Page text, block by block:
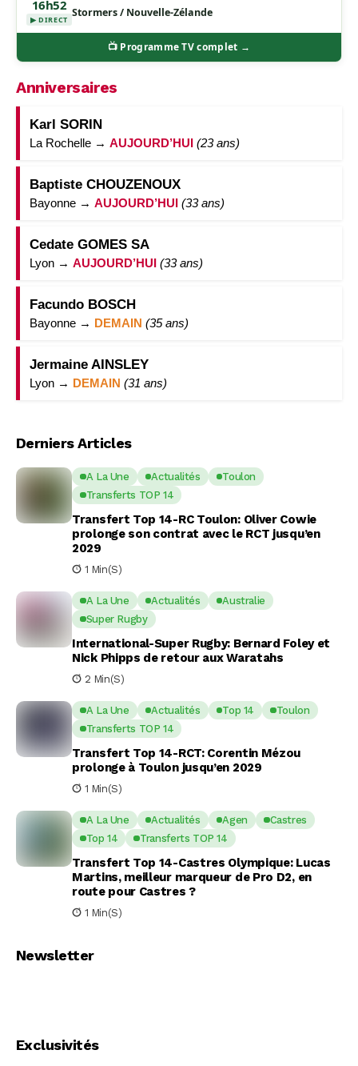
16h52
▶ DIRECT
Stormers / Nouvelle-Zélande
📺 Programme TV complet →
Anniversaires
Karl SORIN
La Rochelle → AUJOURD’HUI (23 ans)
Baptiste CHOUZENOUX
Bayonne → AUJOURD’HUI (33 ans)
Cedate GOMES SA
Lyon → AUJOURD’HUI (33 ans)
Facundo BOSCH
Bayonne → DEMAIN (35 ans)
Jermaine AINSLEY
Lyon → DEMAIN (31 ans)
Derniers Articles
A La Une Actualités
Toulon
Transferts TOP 14
Transfert Top 14-RC Toulon: Oliver Cowie
prolonge son contrat avec le RCT jusqu’en
2029
1 Min(s)
A La Une Actualités
Australie
Super Rugby
International-Super Rugby: Bernard Foley et
Nick Phipps de retour aux Waratahs
2 Min(s)
A La Une Actualités Top 14
Toulon
Transferts TOP 14
Transfert Top 14-RCT: Corentin Mézou
prolonge à Toulon jusqu’en 2029
1 Min(s)
A La Une Actualités Agen
Castres
Top 14
Transferts TOP 14
Transfert Top 14-Castres Olympique: Lucas
Martins, meilleur marqueur de Pro D2, en
route pour Castres ?
1 Min(s)
Newsletter
Exclusivités